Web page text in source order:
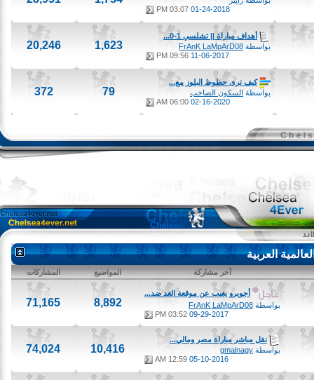
01-24-2018
03:07 PM
أهداف مباراة || تشلسي 1-0...
بواسطةFrAnK LaMpArD08
11-06-2017
09:56 PM
1,623
20,246
كيف ترى حظوظ البلوز مع...
بواسطةالسكون الصاخب
02-16-2020
06:00 AM
372
العربية
آخر مشاركة المواضيع المشاركات
أجويرو يغيب عن موقعة الغد ضد...
بواسطةFrAnK LaMpArD08
09-29-2017
03:52 PM
8,892
71,165
نقل مباشر مباراة مصر ومالي...
بواسطةgmalnagy
05-10-2016
12:59 AM
10,416
74,024